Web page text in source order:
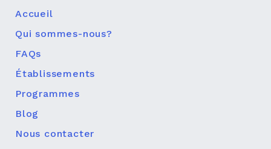
Accueil
Qui sommes-nous?
FAQs
Établissements
Programmes
Blog
Nous contacter